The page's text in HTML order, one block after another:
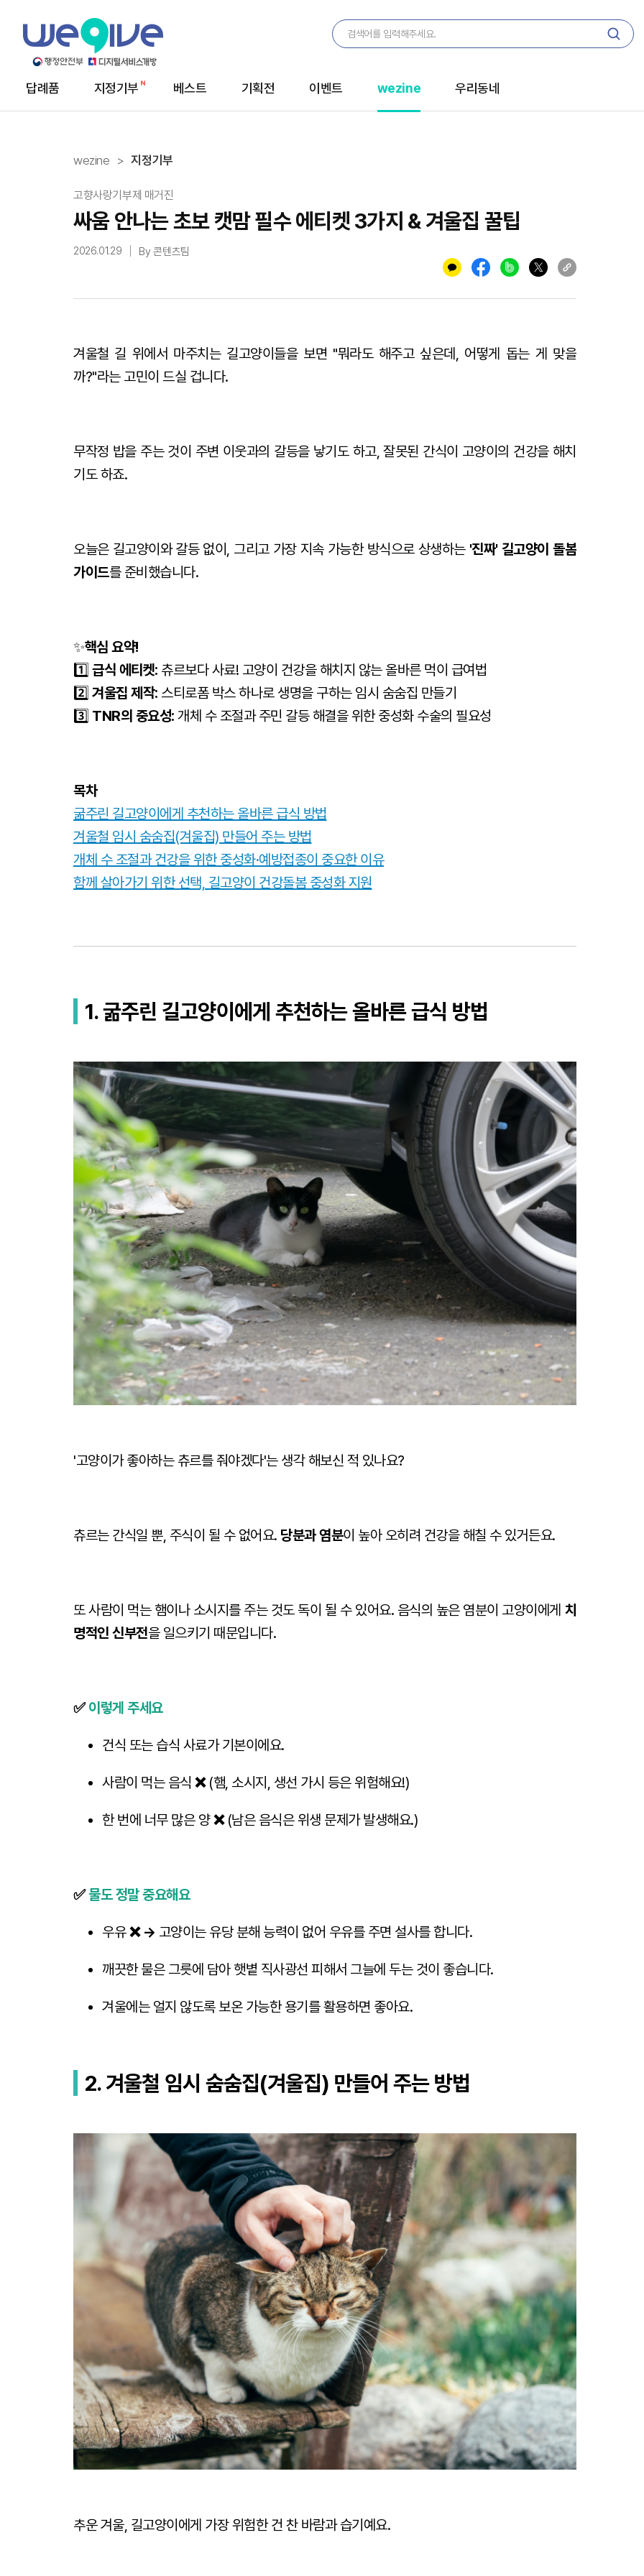
메
답례품 지정기부 베스트 기획전 이벤트 wezine 우리동네
wezine 지정기부
고향사랑기부제 매거진
싸움 안나는 초보 캣맘 필수 에티켓 3가지 & 겨울집 꿀팁
2026.01.29 By 콘텐츠팀
겨울철 길 위에서 마주치는 길고양이들을 보면 "뭐라도 해주고 싶은데, 어떻게 돕는 게 맞을
까?"라는 고민이 드실 겁니다.
무작정 밥을 주는 것이 주변 이웃과의 갈등을 낳기도 하고, 잘못된 간식이 고양이의 건강을 해치
기도 하죠.
오늘은 길고양이와 갈등 없이, 그리고 가장 지속 가능한 방식으로 상생하는 '진짜' 길고양이 돌봄
가이드를 준비했습니다.
✨핵심 요약!
1️⃣ 급식 에티켓: 츄르보다 사료! 고양이 건강을 해치지 않는 올바른 먹이 급여법
2️⃣ 겨울집 제작: 스티로폼 박스 하나로 생명을 구하는 임시 숨숨집 만들기
3️⃣ TNR의 중요성: 개체 수 조절과 주민 갈등 해결을 위한 중성화 수술의 필요성
목차
굶주린 길고양이에게 추천하는 올바른 급식 방법
겨울철 임시 숨숨집(겨울집) 만들어 주는 방법
개체 수 조절과 건강을 위한 중성화·예방접종이 중요한 이유
함께 살아가기 위한 선택, 길고양이 건강돌봄 중성화 지원
1. 굶주린 길고양이에게 추천하는 올바른 급식 방법
'고양이가 좋아하는 츄르를 줘야겠다'는 생각 해보신 적 있나요?
츄르는 간식일 뿐, 주식이 될 수 없어요. 당분과 염분이 높아 오히려 건강을 해칠 수 있거든요.
또 사람이 먹는 햄이나 소시지를 주는 것도 독이 될 수 있어요. 음식의 높은 염분이 고양이에게 치
명적인 신부전을 일으키기 때문입니다.
✅ 이렇게 주세요
건식 또는 습식 사료가 기본이에요.
사람이 먹는 음식 ❌ (햄, 소시지, 생선 가시 등은 위험해요!)
한 번에 너무 많은 양❌ (남은 음식은 위생 문제가 발생해요.)
✅물도 정말 중요해요
우유❌ → 고양이는 유당 분해 능력이 없어 우유를 주면 설사를 합니다.
깨끗한 물은 그릇에 담아 햇볕 직사광선 피해서 그늘에 두는 것이 좋습니다.
겨울에는 얼지 않도록 보온 가능한 용기를 활용하면 좋아요.
2.겨울철 임시 숨숨집(겨울집) 만들어 주는 방법
추운 겨울, 길고양이에게 가장 위험한 건 찬 바람과 습기예요.